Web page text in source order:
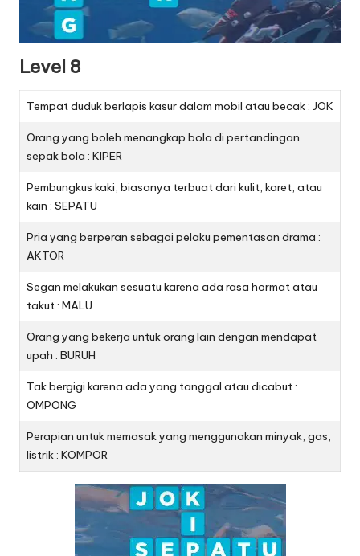
Level 8
Tempat duduk berlapis kasur dalam mobil atau becak : JOK
Orang yang boleh menangkap bola di pertandingan
sepak bola : KIPER
Pembungkus kaki, biasanya terbuat dari kulit, karet, atau
kain : SEPATU
Pria yang berperan sebagai pelaku pementasan drama :
AKTOR
Segan melakukan sesuatu karena ada rasa hormat atau
takut : MALU
Orang yang bekerja untuk orang lain dengan mendapat
upah : BURUH
Tak bergigi karena ada yang tanggal atau dicabut :
OMPONG
Perapian untuk memasak yang menggunakan minyak, gas,
listrik : KOMPOR